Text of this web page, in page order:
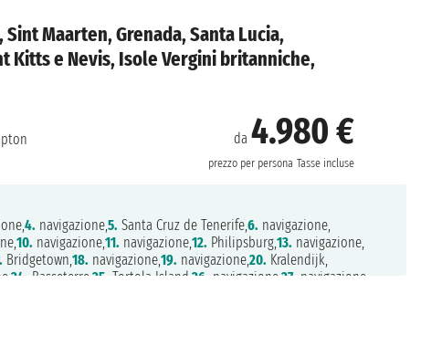
Sint Maarten, Grenada, Santa Lucia,
Kitts e Nevis, Isole Vergini britanniche,
da4.980 €
prezzo per persona Tasse incluse
4. navigazione,5. Santa Cruz de Tenerife,6. navigazione,
10. navigazione,11. navigazione,12. Philipsburg,13. navigazione,
Bridgetown,18. navigazione,19. navigazione,20. Kralendijk,
24. Basseterre,25. Tortola Island,26. navigazione,27. navigazione,